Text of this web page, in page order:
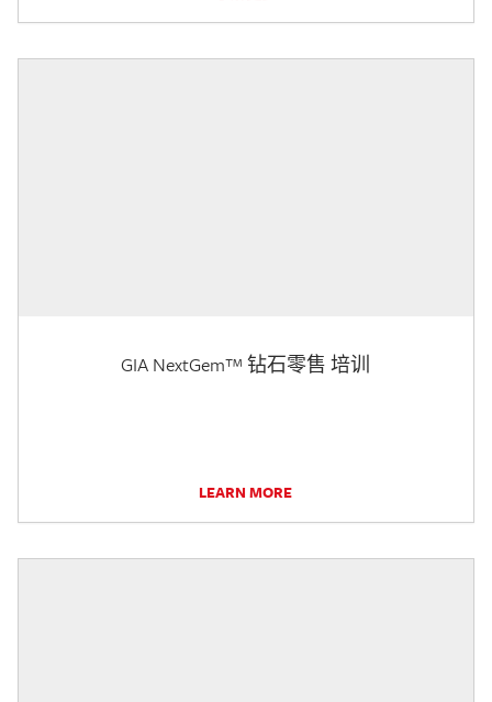
GIA NextGem™ 钻石零售 培训
LEARN MORE